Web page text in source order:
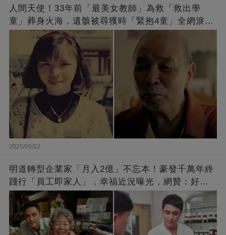
人間天使！33年前「最美女教師」為救「救出學
童」葬身火海，遺骸被尋獲時「緊抱4童」全網淚
崩：真正的英雄不該被遺忘
2025/09/12
明道轉型企業家「月入2億」不忘本！豪發千萬年終
踐行「員工即家人」，幸福近況曝光，網贊：好老
闆的福報